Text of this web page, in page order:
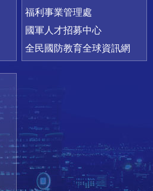
福利事業管理處
國軍人才招募中心
全民國防教育全球資訊網